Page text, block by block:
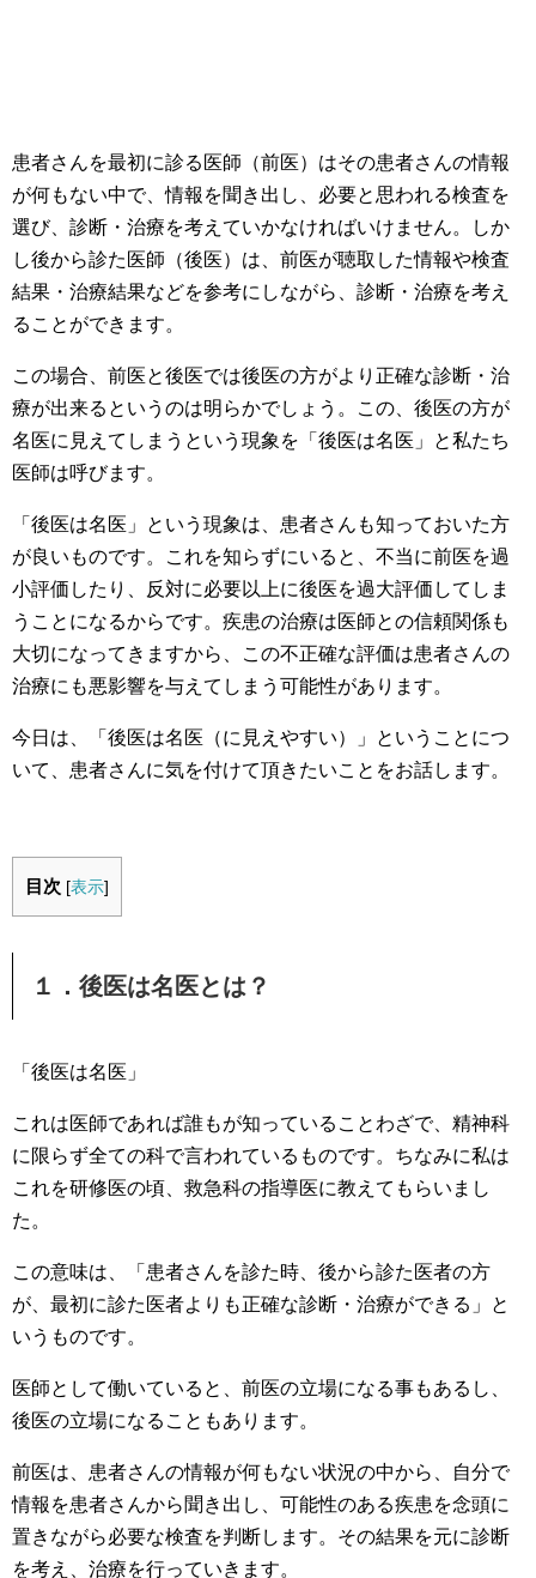
患者さんを最初に診る医師（前医）はその患者さんの情報
が何もない中で、情報を聞き出し、必要と思われる検査を
選び、診断・治療を考えていかなければいけません。しか
し後から診た医師（後医）は、前医が聴取した情報や検査
結果・治療結果などを参考にしながら、診断・治療を考え
ることができます。
この場合、前医と後医では後医の方がより正確な診断・治
療が出来るというのは明らかでしょう。この、後医の方が
名医に見えてしまうという現象を「後医は名医」と私たち
医師は呼びます。
「後医は名医」という現象は、患者さんも知っておいた方
が良いものです。これを知らずにいると、不当に前医を過
小評価したり、反対に必要以上に後医を過大評価してしま
うことになるからです。疾患の治療は医師との信頼関係も
大切になってきますから、この不正確な評価は患者さんの
治療にも悪影響を与えてしまう可能性があります。
今日は、「後医は名医（に見えやすい）」ということにつ
いて、患者さんに気を付けて頂きたいことをお話します。
目次 [表示]
１．後医は名医とは？
「後医は名医」
これは医師であれば誰もが知っていることわざで、精神科
に限らず全ての科で言われているものです。ちなみに私は
これを研修医の頃、救急科の指導医に教えてもらいまし
た。
この意味は、「患者さんを診た時、後から診た医者の方
が、最初に診た医者よりも正確な診断・治療ができる」と
いうものです。
医師として働いていると、前医の立場になる事もあるし、
後医の立場になることもあります。
前医は、患者さんの情報が何もない状況の中から、自分で
情報を患者さんから聞き出し、可能性のある疾患を念頭に
置きながら必要な検査を判断します。その結果を元に診断
を考え、治療を行っていきます。